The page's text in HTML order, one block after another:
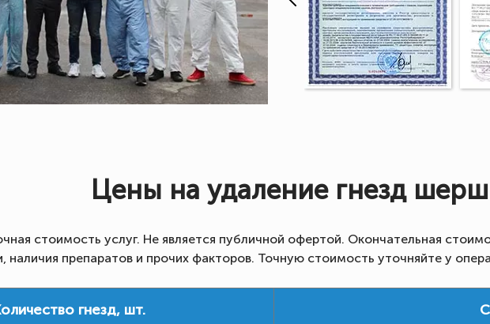
Цены на удаление гнезд
стоимость услуг. Не является публичной офертой. Окончательная
наличия препаратов и прочих факторов. Точную стоимость уточняйте у
гнезд, шт.